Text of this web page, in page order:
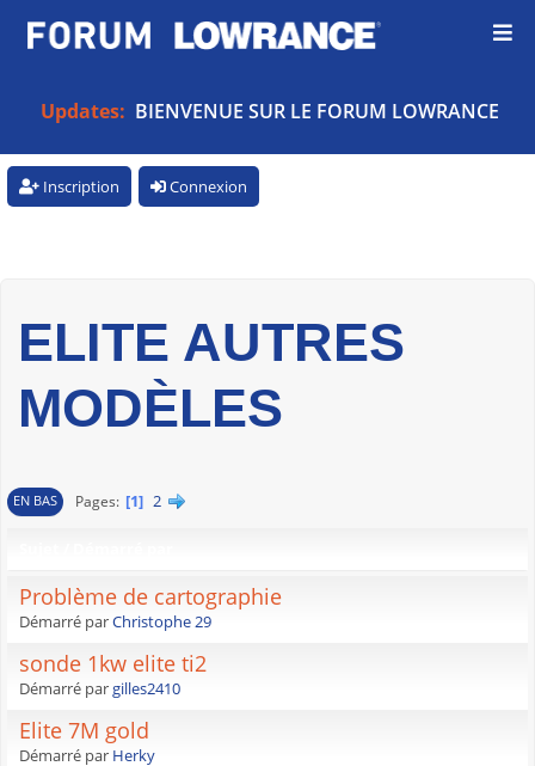
Updates: BIENVENUE SUR LE FORUM LOWRANCE
Inscription Connexion
ELITE AUTRES
MODÈLES
EN BAS Pages 1 2
Problème de cartographie
Démarré parChristophe 29
sonde 1kw elite ti2
Démarré pargilles2410
Elite 7M gold
Démarré par Herky